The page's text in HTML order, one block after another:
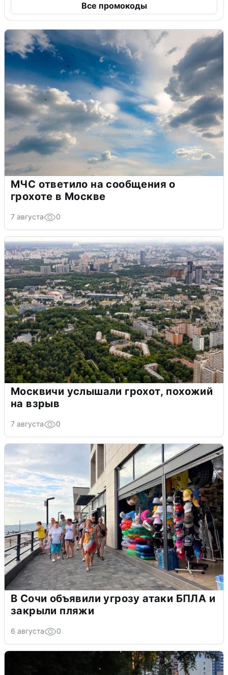
Все промокоды
МЧС ответило на сообщения о
грохоте в Москве
7 августа 0
Москвичи услышали грохот, похожий
на взрыв
7 августа 0
В Сочи объявили угрозу атаки БПЛА и
закрыли пляжи
6 августа 0